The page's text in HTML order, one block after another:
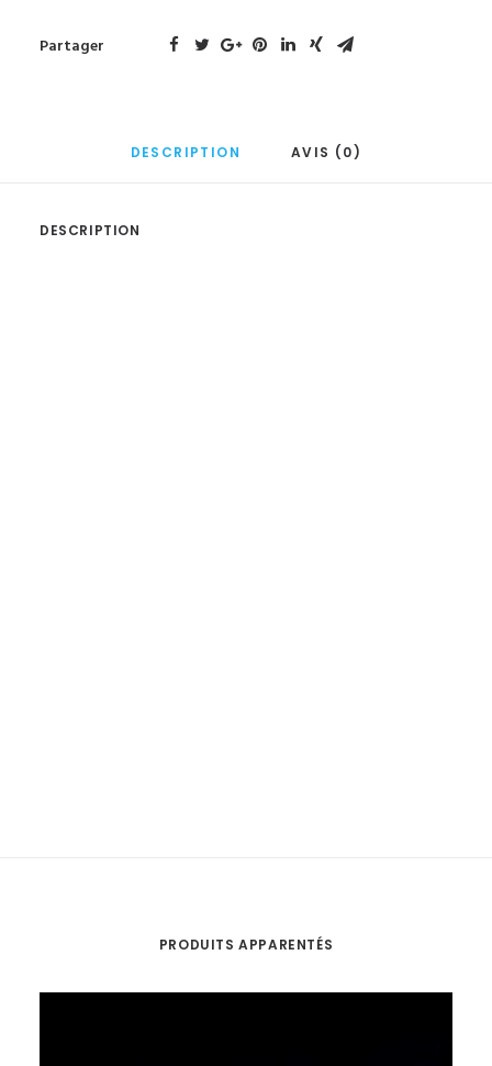
Partager
DESCRIPTION AVIS (0)
DESCRIPTION
PRODUITS APPARENTÉS